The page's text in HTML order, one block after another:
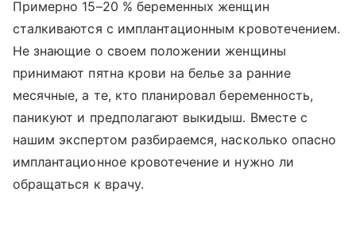
Примерно 15–20 % беременных женщин
сталкиваются с имплантационным кровотечением.
Не знающие о своем положении женщины
принимают пятна крови на белье за ранние
месячные, а те, кто планировал беременность,
паникуют и предполагают выкидыш. Вместе с
нашим экспертом разбираемся, насколько опасно
имплантационное кровотечение и нужно ли
обращаться к врачу.